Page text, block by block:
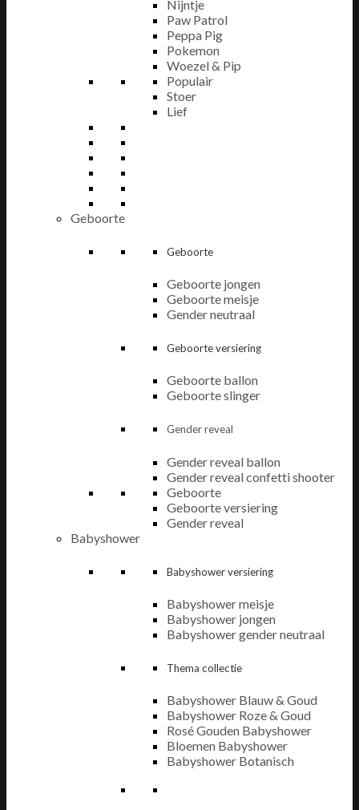
Nijntje
Paw Patrol
Peppa Pig
Pokemon
Woezel & Pip
Populair
Stoer
Lief
Geboorte
Geboorte
Geboorte jongen
Geboorte meisje
Gender neutraal
Geboorte versiering
Geboorte ballon
Geboorte slinger
Gender reveal
Gender reveal ballon
Gender reveal confetti shooter
Geboorte
Geboorte versiering
Gender reveal
Babyshower
Babyshower versiering
Babyshower meisje
Babyshower jongen
Babyshower gender neutraal
Thema collectie
Babyshower Blauw & Goud
Babyshower Roze & Goud
Rosé Gouden Babyshower
Bloemen Babyshower
Babyshower Botanisch